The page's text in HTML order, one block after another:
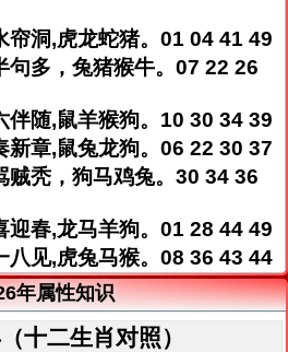
帘洞,虎龙蛇猪。01 04 41 49
句多，兔猪猴牛。07 22 26
伴随,鼠羊猴狗。10 30 34 39
新章,鼠兔龙狗。06 22 30 37
贼秃，狗马鸡兔。30 34 36
迎春,龙马羊狗。01 28 44 49
八见,虎兔马猴。08 36 43 44
年属性知识
十二生肖对照）